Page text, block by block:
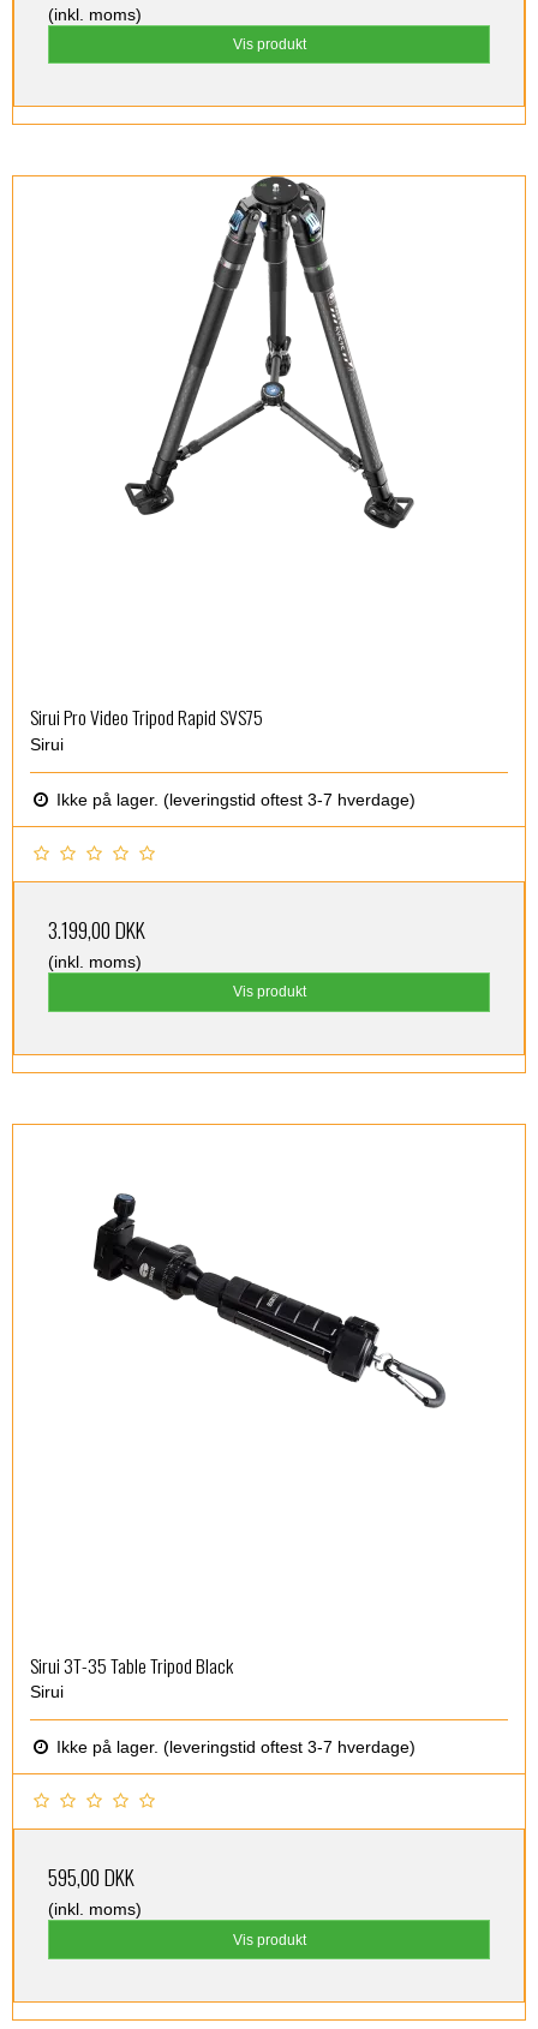
(inkl. moms)
Vis produkt
Sirui Pro Video Tripod Rapid SVS75
Sirui
Ikke på lager. (leveringstid oftest 3-7 hverdage)
3.199,00 DKK
(inkl. moms)
Vis produkt
Sirui 3T-35 Table Tripod Black
Sirui
Ikke på lager. (leveringstid oftest 3-7 hverdage)
595,00 DKK
(inkl. moms)
Vis produkt